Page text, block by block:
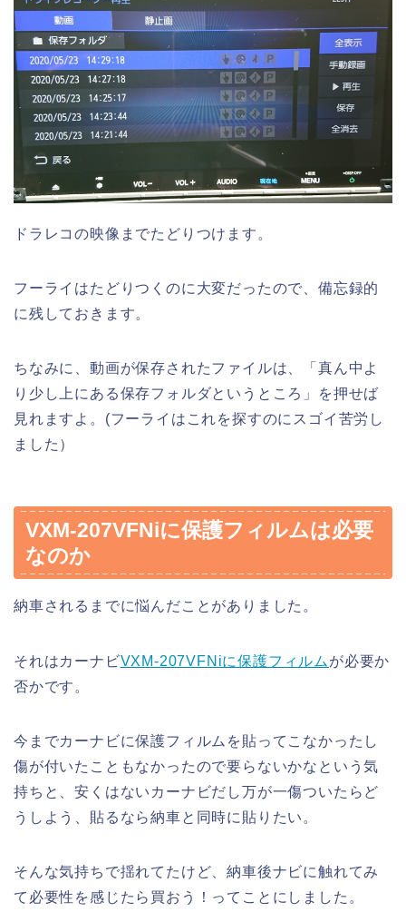
ドラレコの映像までたどりつけます。
フーライはたどりつくのに大変だったので、備忘録的
に残しておきます。
ちなみに、動画が保存されたファイルは、「真ん中よ
り少し上にある保存フォルダというところ」を押せば
見れますよ。(フーライはこれを探すのにスゴイ苦労し
ました）
VXM-207VFNiに保護フィルムは必要
なのか
納車されるまでに悩んだことがありました。
それはカーナビVXM-207VFNiに保護フィルムが必要か
否かです。
今までカーナビに保護フィルムを貼ってこなかったし
傷が付いたこともなかったので要らないかなという気
持ちと、安くはないカーナビだし万が一傷ついたらど
うしよう、貼るなら納車と同時に貼りたい。
そんな気持ちで揺れてたけど、納車後ナビに触れてみ
て必要性を感じたら買おう！ってことにしました。